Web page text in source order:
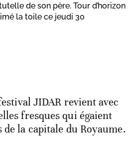
de son père. Tour d’horizon
la toile ce jeudi 30
JIDAR revient avec
fresques qui égaient
de la capitale du Royaume.